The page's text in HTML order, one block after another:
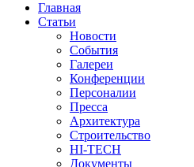
Главная
Статьи
Новости
События
Галереи
Конференции
Персоналии
Пресса
Архитектура
Строительство
HI-TECH
Документы